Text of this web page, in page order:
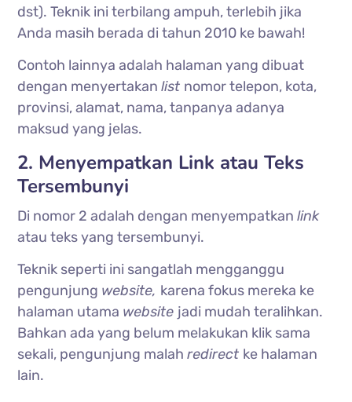
dst). Teknik ini terbilang ampuh, terlebih jika
Anda masih berada di tahun 2010 ke bawah!
Contoh lainnya adalah halaman yang dibuat
dengan menyertakanlist nomor telepon, kota,
provinsi, alamat, nama, tanpanya adanya
maksud yang jelas.
2. Menyempatkan Link atau Teks
Tersembunyi
Di nomor 2 adalah dengan menyempatkanlink
atau teks yang tersembunyi.
Teknik seperti ini sangatlah mengganggu
pengunjung website, karena fokus mereka ke
halaman utama website jadi mudah teralihkan.
Bahkan ada yang belum melakukan klik sama
sekali, pengunjung malahredirect ke halaman
lain.